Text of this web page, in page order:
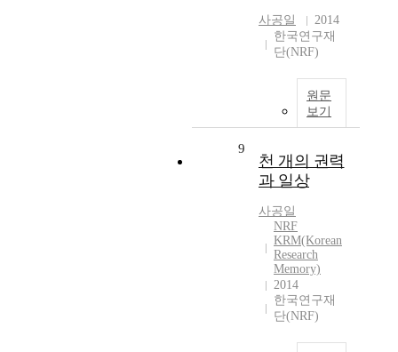
사공일
2014
한국연구재
단(NRF)
원문
보기
9
천 개의 권력
과 일상
사공일
NRF
KRM(Korean
Research
Memory)
2014
한국연구재
단(NRF)